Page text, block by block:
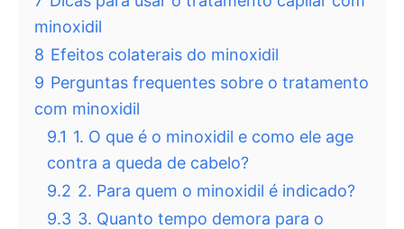
minoxidil
8 Efeitos colaterais do minoxidil
9 Perguntas frequentes sobre o tratamento
com minoxidil
9.1 1. O que é o minoxidil e como ele age
contra a queda de cabelo?
9.2 2. Para quem o minoxidil é indicado?
9.3 3. Quanto tempo demora para o